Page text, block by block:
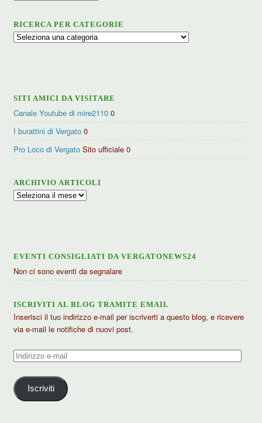
RICERCA PER CATEGORIE
Ricerca
SITI AMICI DA VISITARE
Canale Youtube di mire2110 0
I burattini di Vergato 0
Pro Loco di Vergato Sito ufficiale 0
ARCHIVIO ARTICOLI
Archivio
EVENTI CONSIGLIATI DA VERGATONEWS24
Non ci sono eventi da segnalare
ISCRIVITI AL BLOG TRAMITE EMAIL
Inserisci il tuo indirizzo e-mail per iscriverti a questo blog, e ricevere
via e-mail le notifiche di nuovi post.
Indirizzo
mail
Iscriviti